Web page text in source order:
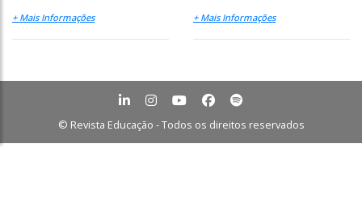
+ Mais Informações + Mais Informações
© Revista Educação - Todos os direitos reservados